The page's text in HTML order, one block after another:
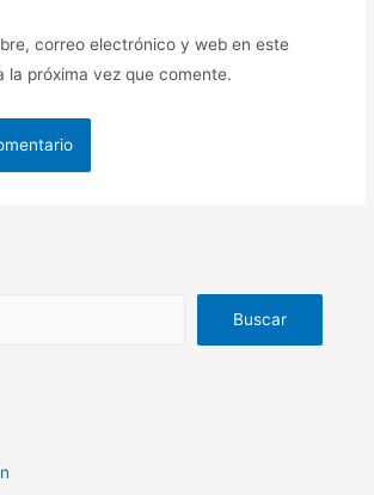
correo electrónico y web en este
la próxima vez que comente.
Buscar